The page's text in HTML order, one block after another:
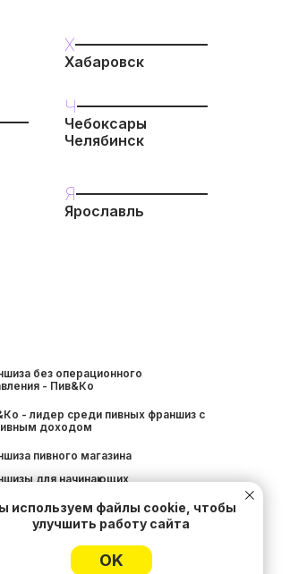
о франшизе
Я
Ярославль
Ч
Чебоксары
Челябинск
Х
Хабаровск
франшизы
для начинающих
пивного магазина
- лидер среди пивных франшиз с
доходом
без операционного
- Пив&Ко
используем файлы cookie , чтобы
улучшить работу сайта
OK